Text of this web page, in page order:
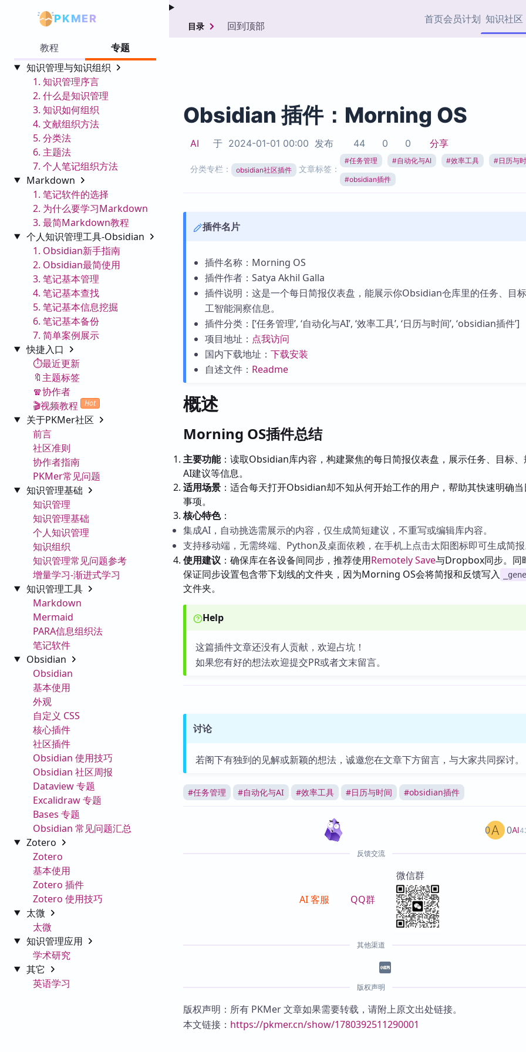
PKMER 首页会员计划 知识社区
协作者
热门链接 Top5
加速访问 Obsidian 官方
市场
Zotero 插件
插件
教程
专题
知识管理与知识组织
1. 知识管理序言
2. 什么是知识管理
3. 知识如何组织
4. 文献组织方法
5. 分类法
6. 主题法
7. 个人笔记组织方法
Markdown
1. 笔记软件的选择
2. 为什么要学习Markdown
3. 最简Markdown教程
个人知识管理工具-Obsidian
1. Obsidian新手指南
2. Obsidian最简使用
3. 笔记基本管理
4. 笔记基本查找
5. 笔记基本信息挖掘
6. 笔记基本备份
7. 简单案例展示
快捷入口
⏱️最近更新
🔖主题标签
🧣协作者
🎬视频教程
Hot
关于PKMer社区
前言
社区准则
协作者指南
PKMer常见问题
知识管理基础
知识管理
知识管理基础
个人知识管理
知识组织
知识管理常见问题参考
增量学习-渐进式学习
知识管理工具
Markdown
Mermaid
PARA信息组织法
笔记软件
Obsidian
Obsidian
基本使用
外观
自定义 CSS
核心插件
社区插件
Obsidian 使用技巧
Obsidian 社区周报
Dataview 专题
Excalidraw 专题
Bases 专题
Obsidian 常见问题汇总
Zotero
Zotero
基本使用
Zotero 插件
Zotero 使用技巧
太微
太微
知识管理应用
学术研究
其它
英语学习
目录 回到顶部
Obsidian 插件：Morning OS
AI 于 2024-01-01 00:00 发布 44 0 0 分享
分类专栏： obsidian社区插件 文章标签：
#任务管理 #自动化与AI #效率工具 #日历与
#obsidian插件
插件名片
插件名称：Morning OS
插件作者：Satya Akhil Galla
插件说明：这是一个每日简报仪表盘，能展示你Obsidian仓库里的任务、目
工智能洞察信息。
插件分类：[‘任务管理’, ‘自动化与AI’, ‘效率工具’, ‘日历与时间’, ‘obsidian插件’]
项目地址： 点我访问
国内下载地址： 下载安装
自述文件： Readme
概述
Morning OS插件总结
主要功能：读取Obsidian库内容，构建聚焦的每日简报仪表盘，展示任务、目标、
AI建议等信息。
适用场景 ：适合每天打开Obsidian却不知从何开始工作的用户，帮助其快速明确
事项。
核心特色：
集成AI，自动挑选需展示的内容，仅生成简短建议，不重写或编辑库内容。
支持移动端，无需终端、Python及桌面依赖，在手机上点击太阳图标即可生成简报
使用建议 ：确保库在各设备间同步，推荐使用Remotely Save与Dropbox同步。同
保证同步设置包含带下划线的文件夹，因为Morning OS会将简报和反馈写入
文件夹。
Help
这篇插件文章还没有人贡献，欢迎占坑！
如果您有好的想法欢迎提交PR或者文末留言。
讨论
若阁下有独到的见解或新颖的想法，诚邀您在文章下方留言，与大家共同探讨。
#任务管理 #自动化与AI #效率工具 #日历与时间 #obsidian插件
AI
0 0
反馈交流
AI 客服 QQ群
微信群
其他渠道
版权声明
版权声明：所有 PKMer 文章如果需要转载，请附上原文出处链接。
本文链接： https://pkmer.cn/show/1780392511290001